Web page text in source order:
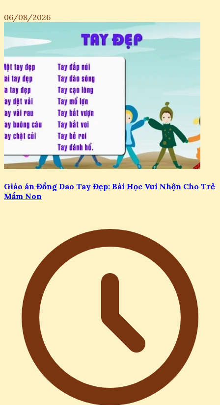
06/08/2026
Giáo án Đồng Dao Tay Đẹp: Bài Học Vui Nhộn Cho Trẻ
Mầm Non